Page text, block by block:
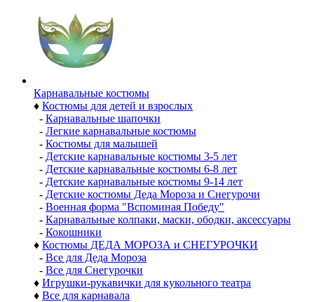
Карнавальные костюмы
♦ Костюмы для детей и взрослых
- Карнавальные шапочки
- Легкие карнавальные костюмы
- Костюмы для малышей
- Детские карнавальные костюмы 3-5 лет
- Детские карнавальные костюмы 6-8 лет
- Детские карнавальные костюмы 9-14 лет
- Детские костюмы Деда Мороза и Снегурочи
- Военная форма "Вспоминая Победу"
- Карнавальные колпаки, маски, ободки, аксессуары
- Кокошники
♦ Костюмы ДЕДА МОРОЗА и СНЕГУРОЧКИ
- Все для Деда Мороза
- Все для Снегурочки
♦ Игрушки-рукавички для кукольного театра
♦ Все для карнавала